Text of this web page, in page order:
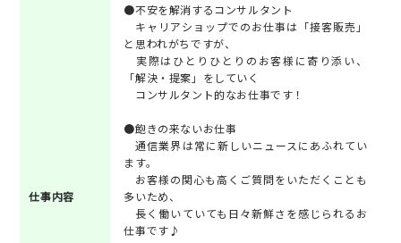
仕事内容
●不安を解消するコンサルタント
キャリアショップでのお仕事は「接客販売」
と思われがちですが、
実際はひとりひとりのお客様に寄り添い、
「解決・提案」をしていく
コンサルタント的なお仕事です！
●飽きの来ないお仕事
通信業界は常に新しいニュースにあふれてい
ます。
お客様の関心も高くご質問をいただくことも
多いため、
長く働いていても日々新鮮さを感じられるお
仕事です♪